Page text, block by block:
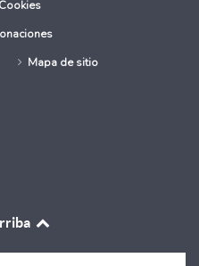
Mapa de sitio